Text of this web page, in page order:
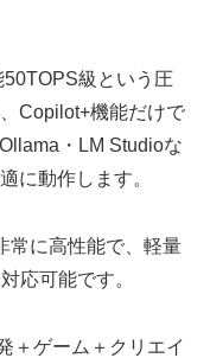
級という圧
Copilot+機能だけで
・LM Studioな
に動作します。
常に高性能で、軽量
応可能です。
＋ゲーム＋クリエイ